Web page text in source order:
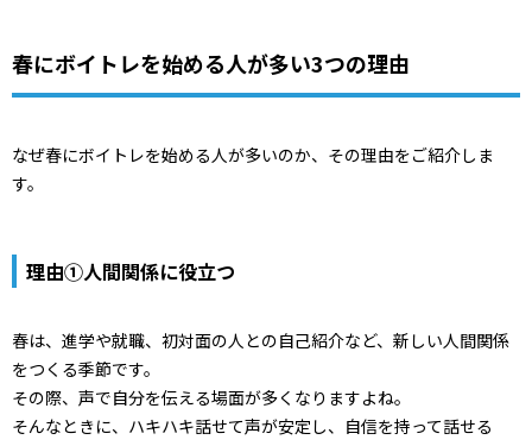
春にボイトレを始める人が多い3つの理由
なぜ春にボイトレを始める人が多いのか、その理由をご紹介しま
す。
理由①人間関係に役立つ
春は、進学や就職、初対面の人との自己紹介など、新しい人間関係
をつくる季節です。
その際、声で自分を伝える場面が多くなりますよね。
そんなときに、ハキハキ話せて声が安定し、自信を持って話せる